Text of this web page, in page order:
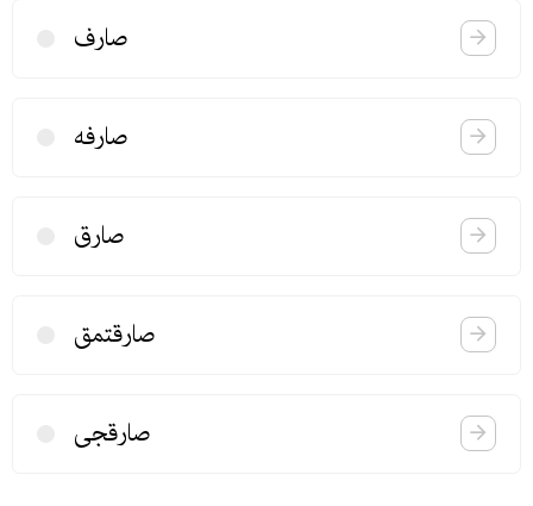
صارف
صارفه
صارق
صارقتمق
صارقجی